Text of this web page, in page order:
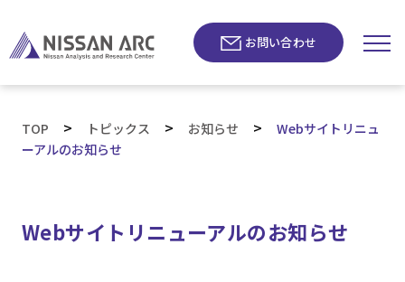
お問い合わせ
TOP > トピックス > お知らせ > Webサイトリニュ
ーアルのお知らせ
Webサイトリニューアルのお知らせ